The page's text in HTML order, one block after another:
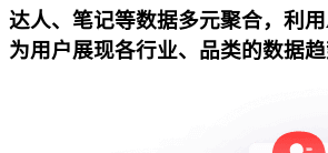
达人、笔记等数据多元聚合，利
为用户展现各行业、品类的数据趋